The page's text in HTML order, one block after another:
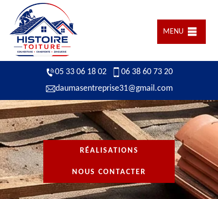
MENU
05 33 06 18 02
06 38 60 73 20
daumasentreprise31@gmail.com
RÉALISATIONS
NOUS CONTACTER